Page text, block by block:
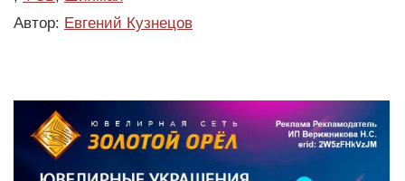
Автор: Евгений Кузнецов